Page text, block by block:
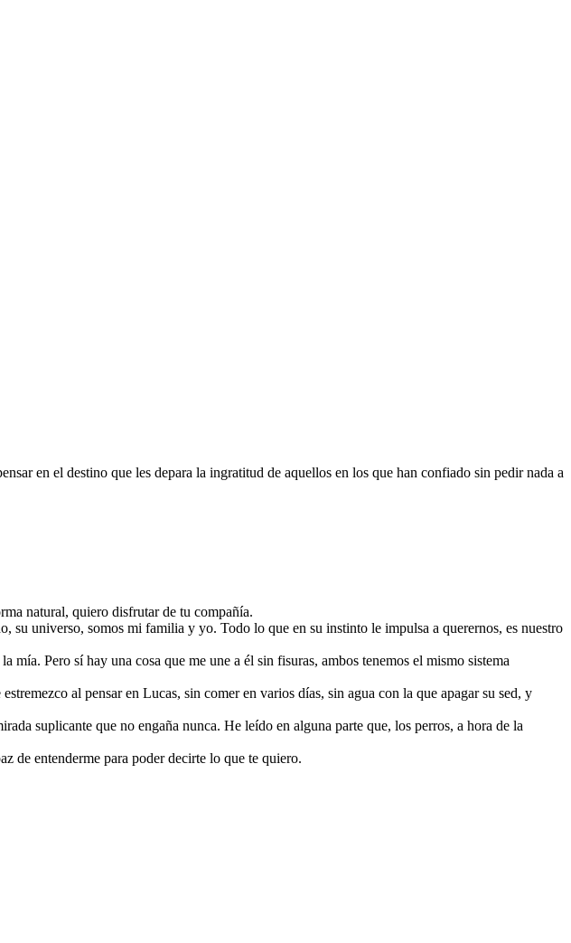
en el destino que les depara la ingratitud de aquellos en los que han confiado sin pedir nada a
natural, quiero disfrutar de tu compañía.
su universo, somos mi familia y yo. Todo lo que en su instinto le impulsa a querernos, es nuestro
Pero sí hay una cosa que me une a él sin fisuras, ambos tenemos el mismo sistema
al pensar en Lucas, sin comer en varios días, sin agua con la que apagar su sed, y
suplicante que no engaña nunca. He leído en alguna parte que, los perros, a hora de la
de entenderme para poder decirte lo que te quiero.